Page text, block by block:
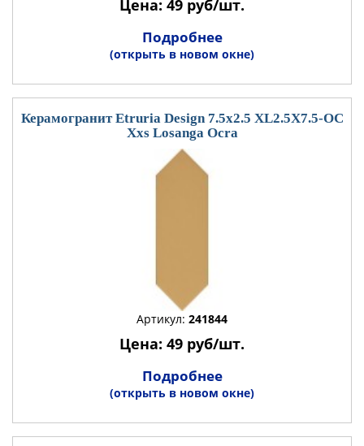
Цена: 49 руб/шт.
Подробнее
(открыть в новом окне)
Керамогранит Etruria Design 7.5x2.5 XL2.5X7.5-OC
Xxs Losanga Ocra
Артикул: 241844
Цена: 49 руб/шт.
Подробнее
(открыть в новом окне)